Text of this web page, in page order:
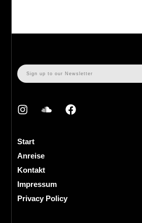
Start
Anreise
Kontakt
Impressum
Privacy Policy